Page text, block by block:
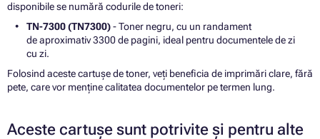
disponibile se numără codurile de toneri:
TN-7300 (TN7300)- Toner negru, cu un randament
de aproximativ 3300 de pagini, ideal pentru documentele de zi
cu zi.
Folosind aceste cartușe de toner, veți beneficia de imprimări clare, fără
pete, care vor menține calitatea documentelor pe termen lung.
Aceste cartușe sunt potrivite și pentru alte